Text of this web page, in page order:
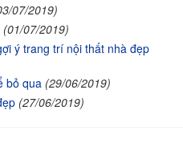
07/2019)
(01/07/2019)
ý trang trí nội thất nhà đẹp
bỏ qua (29/06/2019)
(27/06/2019)